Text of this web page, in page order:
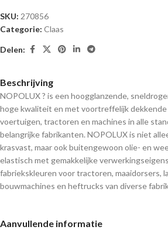
SKU: 270856
Categorie: Claas
Delen:
Beschrijving
NOPOLUX ? is een hoogglanzende,
hoge kwaliteit en met voortreffelijk
voertuigen, tractoren en machines in alle
belangrijke fabrikanten. NOPOLUX is niet
krasvast, maar ook buitengewoon olie- en
elastisch met gemakkelijke
fabriekskleuren voor tractoren, maaidorsers,
bouwmachines en heftrucks van diverse
Aanvullende informatie